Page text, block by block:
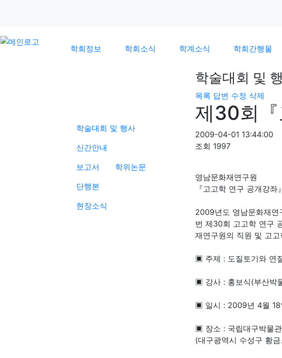
학회정보 학회소식 학계소식 학회간행물
학술대회 및 행사
신간안내
보고서
학위논문
단행본
현장소식
학술대회 및
목록 답변 수정 삭제
제30회『
2009-04-01 13:44:00
조회 1997
영남문화재연구원
『고고학 연구 공개강
2009년도 영남문화재연
번 제30회 고고학 연구
재연구원의 직원 및 고
▣ 주제 : 도질토기와 연
▣ 강사 : 홍보식(부산박
▣ 일시 : 2009년 4월 18
▣ 장소 : 국립대구박물
(대구광역시 수성구 황